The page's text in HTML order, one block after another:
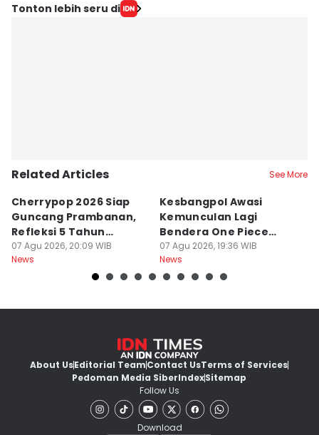
Tonton lebih seru di
Related Articles See More
Cherrypop 2026 Siap
Guncang Prambanan,
Refleksi 5 Tahun
Perjalanan
07 Agu 2026, 20:09 WIB
News
Kesbangpol Awasi
Kemunculan Lagi
Bendera One Piece
Jelang HUT RI
07 Agu 2026, 19:36 WIB
News
About UsEditorial TeamContact UsTerms of Services
Pedoman Media SiberIndexSitemap
Follow Us
Download